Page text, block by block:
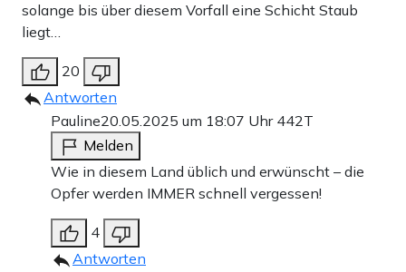
solange bis über diesem Vorfall eine Schicht Staub
liegt…
20
Antworten
Pauline20.05.2025 um 18:07 Uhr 442T
Melden
Wie in diesem Land üblich und erwünscht – die
Opfer werden IMMER schnell vergessen!
4
Antworten